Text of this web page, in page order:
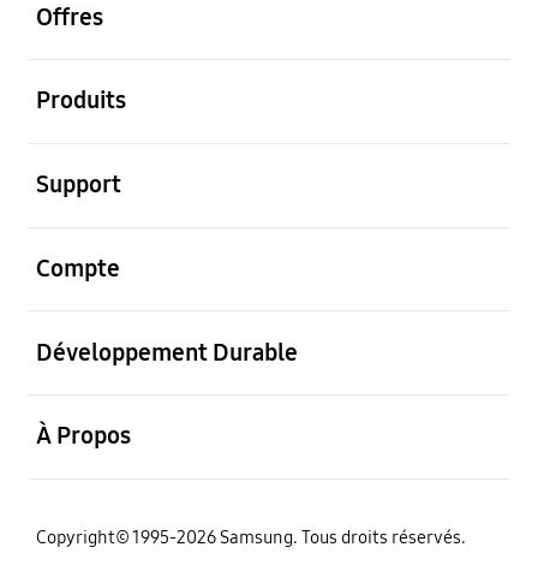
Offres
Produits
Support
Compte
Développement Durable
À Propos
‌Copyright© 1995-2026 Samsung. Tous droits réservés.